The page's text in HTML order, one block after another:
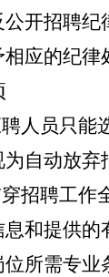
开招聘纪
应的纪律
人员只能
自动放弃
招聘工作
息和提供的
所需专业